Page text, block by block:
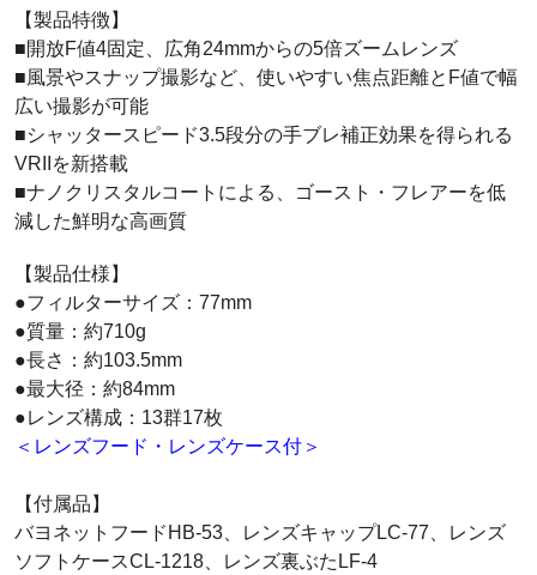
【製品特徴】
■開放F値4固定、広角24mmからの5倍ズームレンズ
■風景やスナップ撮影など、使いやすい焦点距離とF値で幅
広い撮影が可能
■シャッタースピード3.5段分の手ブレ補正効果を得られる
VRIIを新搭載
■ナノクリスタルコートによる、ゴースト・フレアーを低
減した鮮明な高画質
【製品仕様】
●フィルターサイズ：77mm
●質量：約710g
●長さ：約103.5mm
●最大径：約84mm
●レンズ構成：13群17枚
＜レンズフード・レンズケース付＞
【付属品】
バヨネットフードHB-53、レンズキャップLC-77、レンズ
ソフトケースCL-1218、レンズ裏ぶたLF-4